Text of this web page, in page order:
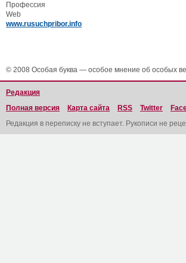
Профессия
Web
www.rusuchpribor.info
© 2008 Особая буква — особое мнение об особых
Редакция
Полная версия
Карта сайта RSS Twitter
Редакция в переписку не вступает. Рукописи не